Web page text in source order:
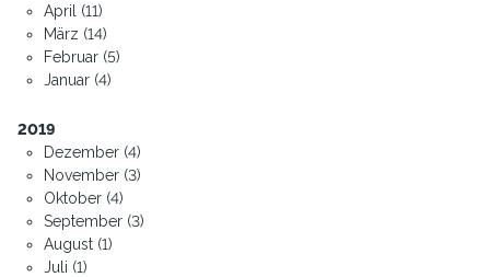
April (11)
März (14)
Februar (5)
Januar (4)
2019
Dezember (4)
November (3)
Oktober (4)
September (3)
August (1)
Juli (1)